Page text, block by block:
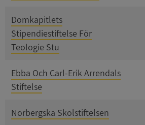
Domkapitlets
Stipendiestiftelse För
Teologie Stu
Ebba Och Carl-Erik Arrendals
Stiftelse
Norbergska Skolstiftelsen